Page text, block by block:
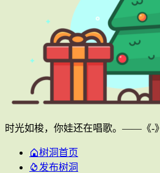
时光如梭，你娃还在唱歌。——《-》
树洞首页
发布树洞